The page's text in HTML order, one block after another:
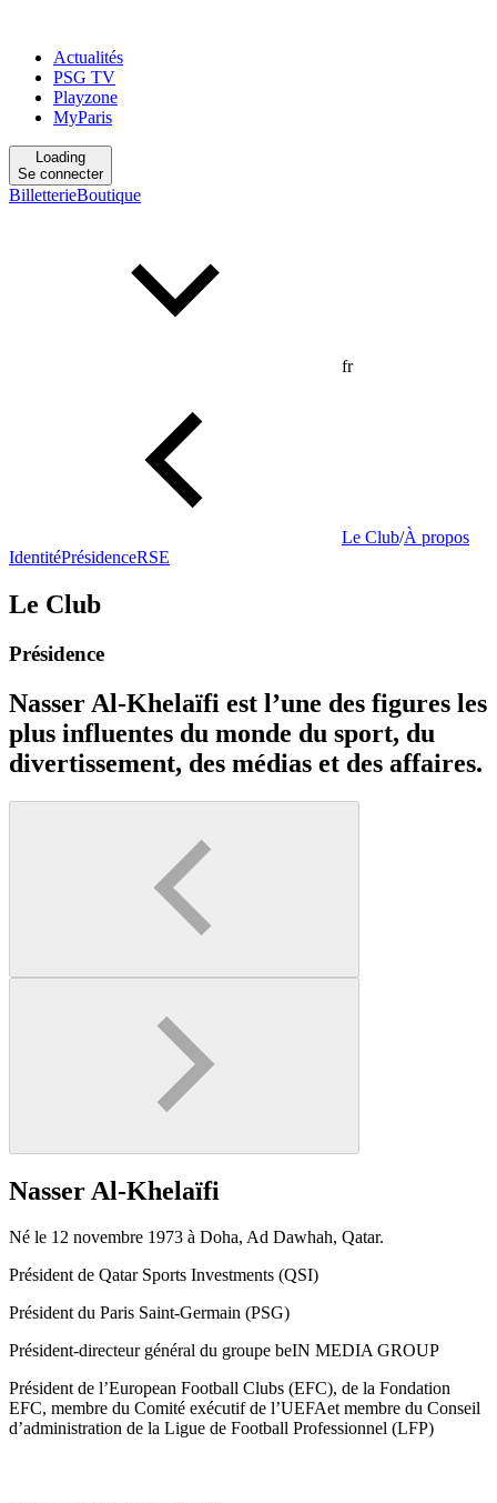
Actualités
PSG TV
Playzone
MyParis
Loading
Se connecter
BilletterieBoutique
fr
Le Club/À propos
IdentitéPrésidenceRSE
Le Club
Présidence
Nasser Al-Khelaïfi est l’une des figures les
plus influentes du monde du sport, du
divertissement, des médias et des affaires.
Nasser Al-Khelaïfi
Né le 12 novembre 1973 à Doha, Ad Dawhah, Qatar.
Président de Qatar Sports Investments (QSI)
Président du Paris Saint-Germain (PSG)
Président-directeur général du groupe beIN MEDIA GROUP
Président de l’European Football Clubs (EFC), de la Fondation
EFC, membre du Comité exécutif de l’UEFAet membre du Conseil
d’administration de la Ligue de Football Professionnel (LFP)